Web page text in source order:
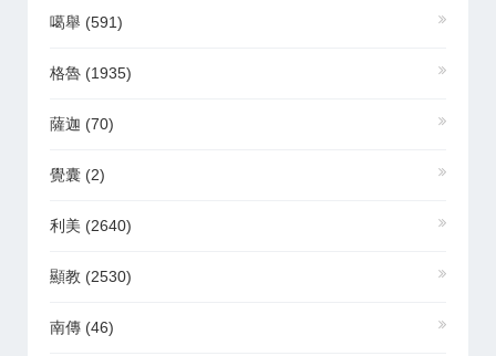
噶舉 (591)
格魯 (1935)
薩迦 (70)
覺囊 (2)
利美 (2640)
顯教 (2530)
南傳 (46)